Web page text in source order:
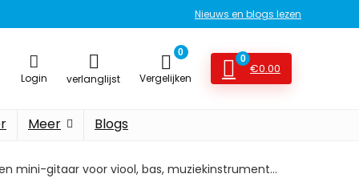
Nieuws en blogs lezen
Login verlanglijst
0
Vergelijken
0
€0.00
Meer Blogs
mini-gitaar voor viool, bas, muziekinstrument…